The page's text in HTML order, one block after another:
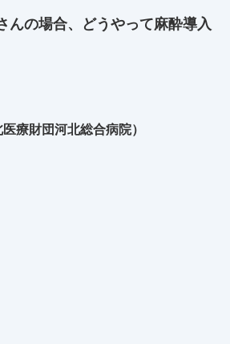
んの場合、どうやって麻酔導入
療財団河北総合病院）